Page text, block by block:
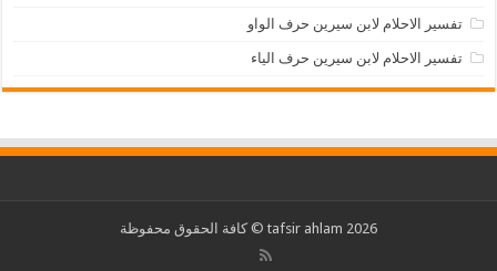
تفسير الاحلام لابن سيرين حرف الواو
تفسير الاحلام لابن سيرين حرف الياء
2026 tafsir ahlam © كافة الحقوق محفوظة